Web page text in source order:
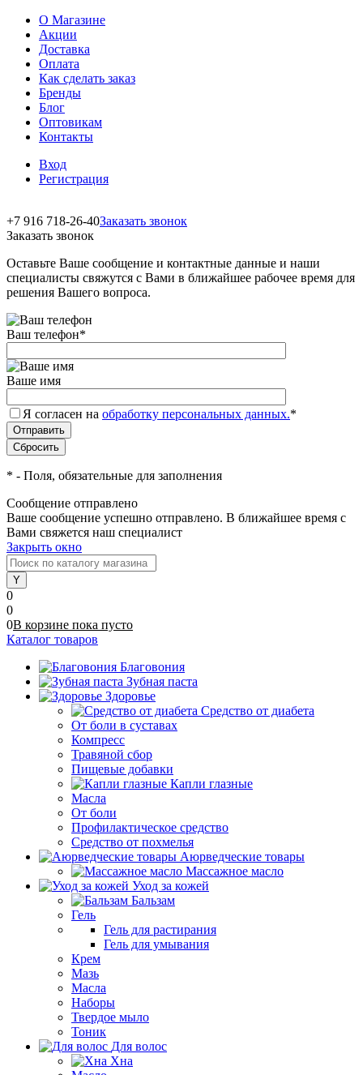
О Магазине
Акции
Доставка
Оплата
Как сделать заказ
Бренды
Блог
Оптовикам
Контакты
Вход
Регистрация
+7 916 718-26-40Заказать звонок
Заказать звонок
Оставьте Ваше сообщение и контактные данные и наши
специалисты свяжутся с Вами в ближайшее рабочее время для
решения Вашего вопроса.
Ваш телефон*
Ваше имя
Я согласен на обработку персональных данных.*
* - Поля, обязательные для заполнения
Сообщение отправлено
Ваше сообщение успешно отправлено. В ближайшее время с
Вами свяжется наш специалист
Закрыть окно
0
0
0В корзине пока пусто
Каталог товаров
Благовония
Зубная паста
Здоровье
Средство от диабета
От боли в суставах
Компресс
Травяной сбор
Пищевые добавки
Капли глазные
Масла
От боли
Профилактическое средство
Средство от похмелья
Аюрведческие товары
Массажное масло
Уход за кожей
Бальзам
Гель
Гель для растирания
Гель для умывания
Крем
Мазь
Масла
Наборы
Твердое мыло
Тоник
Для волос
Хна